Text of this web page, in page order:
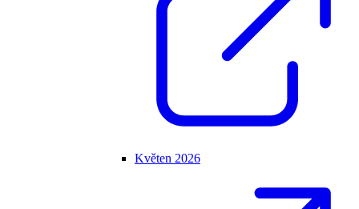
Květen 2026